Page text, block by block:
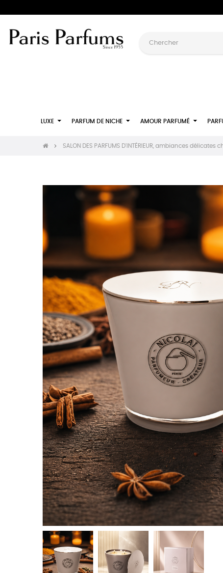
LUXE PARFUM DE NICHE AMOUR PARFUMÉ
SALON DES PARFUMS D'INTÉRIEUR, ambiances délicates